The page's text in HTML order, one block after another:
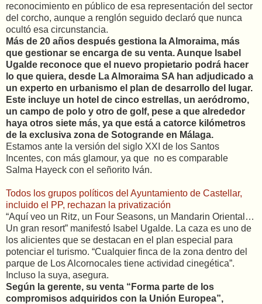
reconocimiento en público de esa representación del sector
del corcho, aunque a renglón seguido declaró que nunca
ocultó esa circunstancia.
Más de 20 años después gestiona la Almoraima, más
que gestionar se encarga de su venta. Aunque Isabel
Ugalde reconoce que el nuevo propietario podrá hacer
lo que quiera, desde La Almoraima SA han adjudicado a
un experto en urbanismo el plan de desarrollo del lugar.
Este incluye un hotel de cinco estrellas, un aeródromo,
un campo de polo y otro de golf, pese a que alrededor
haya otros siete más, ya que está a catorce kilómetros
de la exclusiva zona de Sotogrande en Málaga.
Estamos ante la versión del siglo XXI de los Santos
Incentes, con más glamour, ya que no es comparable
Salma Hayeck con el señorito Iván.
Todos los grupos políticos del Ayuntamiento de Castellar,
incluido el PP, rechazan la privatización
“Aquí veo un Ritz, un Four Seasons, un Mandarin Oriental…
Un gran resort” manifestó Isabel Ugalde. La caza es uno de
los alicientes que se destacan en el plan especial para
potenciar el turismo. “Cualquier finca de la zona dentro del
parque de Los Alcornocales tiene actividad cinegética”.
Incluso la suya, asegura.
Según la gerente, su venta “Forma parte de los
compromisos adquiridos con la Unión Europea”,